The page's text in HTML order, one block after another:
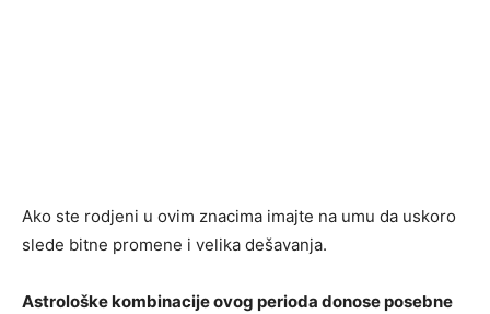
Ako ste rodjeni u ovim znacima imajte na umu da uskoro
slede bitne promene i velika dešavanja.
Astrološke kombinacije ovog perioda donose posebne